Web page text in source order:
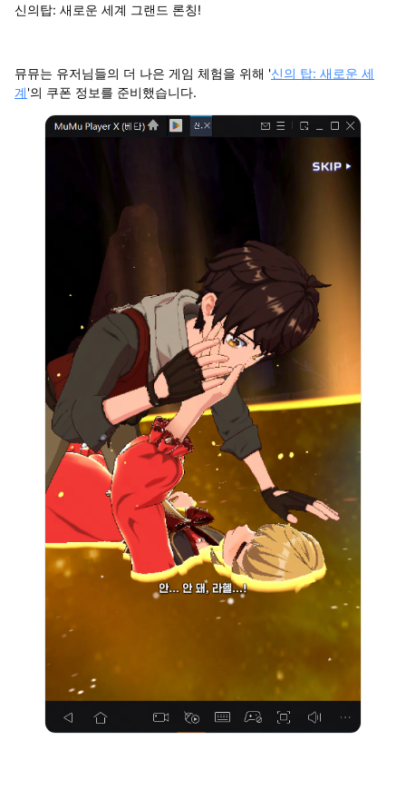
신의탑: 새로운 세계 그랜드 론칭!
뮤뮤는 유저님들의 더 나은 게임 체험을 위해 '신의 탑: 새로운 세
계'의 쿠폰 정보를 준비했습니다.